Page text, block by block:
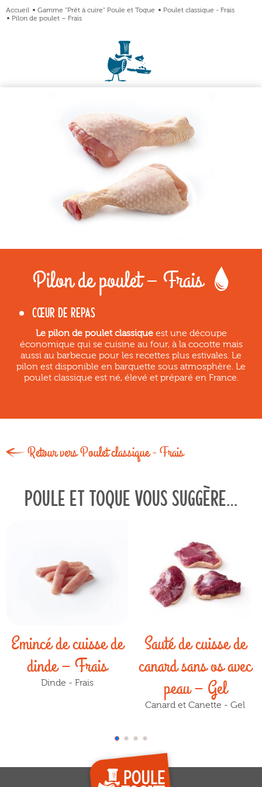
Accueil Gamme "Prêt à cuire" Poule et Toque
Poulet classique - Frais
Pilon de poulet – Frais
Pilon de poulet – Frais
CŒUR DE REPAS
Le pilon de poulet classiqueest une découpe
économique qui se cuisine au four, à la cocotte mais
aussi au barbecue pour les recettes plus estivales. Le
pilon est disponible en barquette sous atmosphère. Le
poulet classique est né, élevé et préparé en France.
Retour vers Poulet classique - Frais
Poule et toque vous suggère…
Emincé de cuisse de
dinde – Frais
Dinde - Frais
Sauté de cuisse de
canard sans os avec
peau – Gel
Canard et Canette - Gel